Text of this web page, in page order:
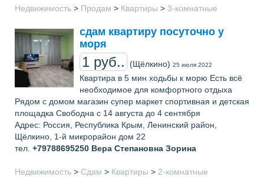
Недвижимость > Продам > Квартиры > 3-комнатные
сдам квартиру посуточно у
моря
1 руб.. (Щёлкино) 25 июля 2022
Квартира в 5 мин ходьбы к морю Есть всё
необходимое для комфортного отдыха
Рядом с домом магазин супер маркет спортивная и детская
площадка Свободна с 14 августа до 4 сентября
Адрес: Россия, Республика Крым, Ленинский район,
Щёлкино, 1-й микрорайон дом 22
тел. +79788695250 Вера Степановна Зорина
Недвижимость > Сдам > Квартиры > 2-комнатные